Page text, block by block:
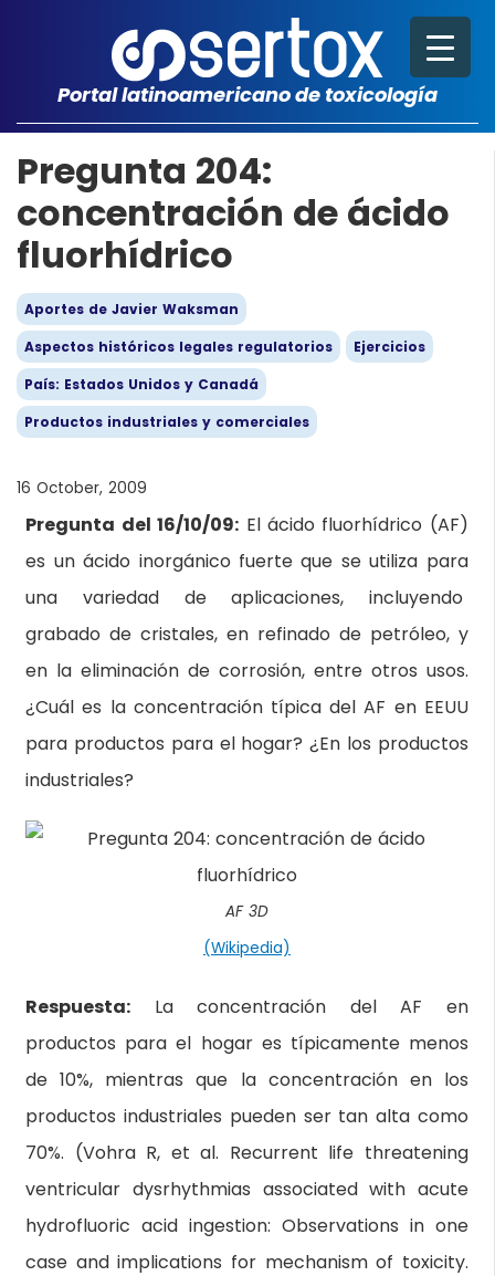
Portal latinoamericano de toxicología
Pregunta 204:
concentración de ácido
fluorhídrico
Aportes de Javier Waksman
Aspectos históricos legales regulatorios
Ejercicios
País: Estados Unidos y Canadá
Productos industriales y comerciales
16 October, 2009
Pregunta del 16/10/09: El ácido fluorhídrico (AF)
es un ácido inorgánico fuerte que se utiliza para
una variedad de aplicaciones, incluyendo
grabado de cristales, en refinado de petróleo, y
en la eliminación de corrosión, entre otros usos.
¿Cuál es la concentración típica del AF en EEUU
para productos para el hogar? ¿En los productos
industriales?
AF 3D
(Wikipedia)
Respuesta: La concentración del AF en
productos para el hogar es típicamente menos
de 10%, mientras que la concentración en los
productos industriales pueden ser tan alta como
70%. (Vohra R, et al. Recurrent life threatening
ventricular dysrhythmias associated with acute
hydrofluoric acid ingestion: Observations in one
case and implications for mechanism of toxicity.